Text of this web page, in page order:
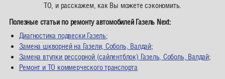
ТО, и расскажем, как Вы можете сэкономить.
Полезные статьи по ремонту автомобилей Газель Next:
Диагностика подвески Газель;
Замена шкворней на Газели, Соболь, Валдай;
Замена втулки рессорной (сайлентблок) Газель, Соболь, Валдай;
Ремонт и ТО коммерческого транспорта